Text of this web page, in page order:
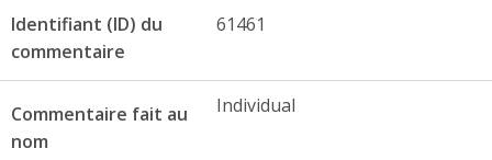
Identifiant (ID) du
commentaire
61461
Commentaire fait au
nom
Individual